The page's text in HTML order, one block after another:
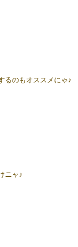
るのもオススメにゃ♪
ニャ♪